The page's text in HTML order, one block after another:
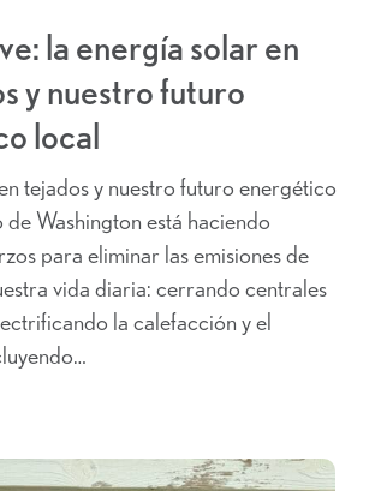
la energía solar en
y nuestro futuro
local
tejados y nuestro futuro energético
de Washington está haciendo
para eliminar las emisiones de
vida diaria: cerrando centrales
la calefacción y el